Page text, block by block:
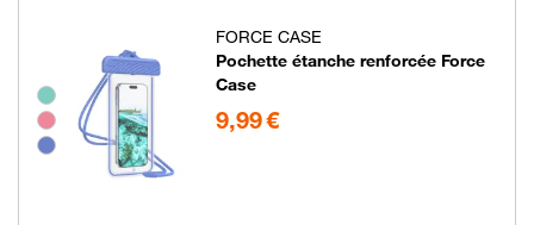
Groupe de couleurs disponibles non sélectionnables
FORCE CASE
Pochette étanche renforcée Force
Case
9,99 €